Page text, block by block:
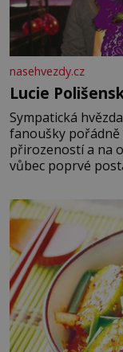
nasehvezdy.cz
Lucie
Sympatická
fanoušky pořádně
přirozeností a na
vůbec poprvé